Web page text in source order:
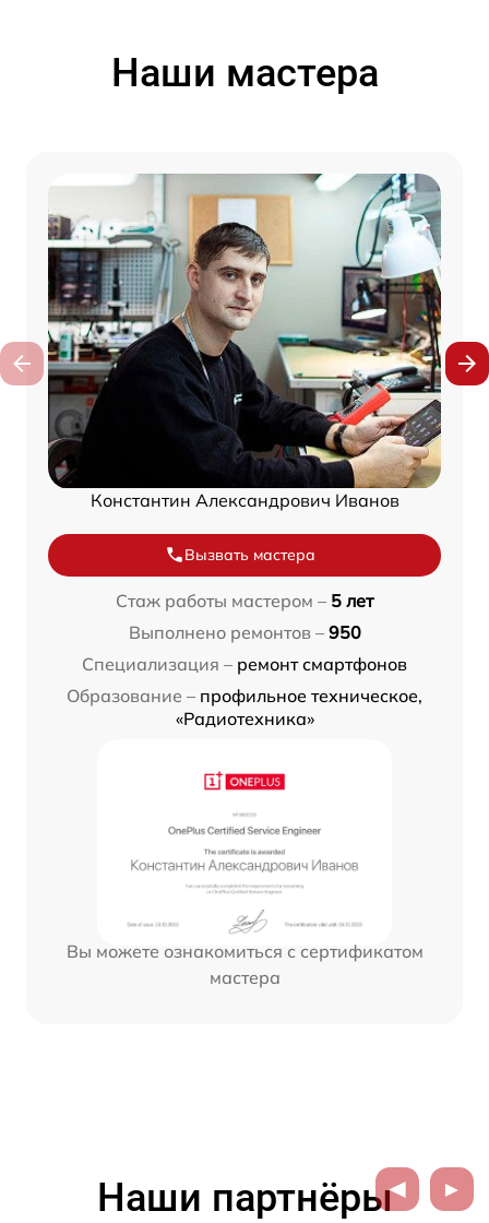
Наши мастера
Константин Александрович Иванов
Вызвать мастера
Стаж работы мастером – 5 лет
Выполнено ремонтов – 950
Специализация – ремонт смартфонов
Образование – профильное техническое,
«Радиотехника»
Вы можете ознакомиться с сертификатом
мастера
Наши партнёры